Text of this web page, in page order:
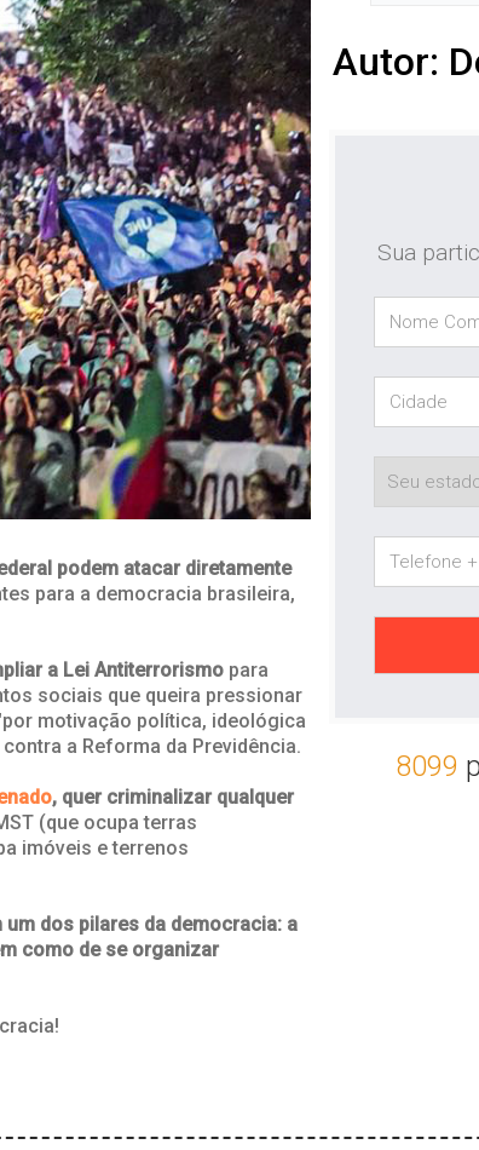
podem atacar diretamente
para a democracia brasileira,
a Lei Antiterrorismo para
sociais que queira pressionar
motivação política, ideológica
a Reforma da Previdência.
, quer criminalizar qualquer
(que ocupa terras
imóveis e terrenos
dos pilares da democracia: a
como de se organizar
Autor:
Sua
8099